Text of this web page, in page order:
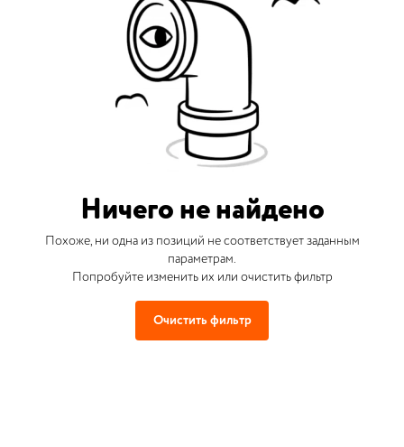
Ничего не найдено
Похоже, ни одна из позиций не соответствует заданным
параметрам.
Попробуйте изменить их или очистить фильтр
Очистить фильтр